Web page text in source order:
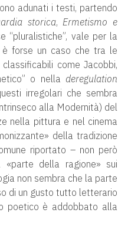
adunati i testi, partendo
storica,Ermetismo e
“pluralistiche”, vale per la
è forse un caso che tra le
come Jacobbi,
o nella deregulation
irregolari che sembra
alla Modernità) del
nella pittura e nel cinema
della tradizione
riportato – non però
della ragione» sui
non sembra che la parte
di un gusto tutto letterario
poetico è addobbato alla